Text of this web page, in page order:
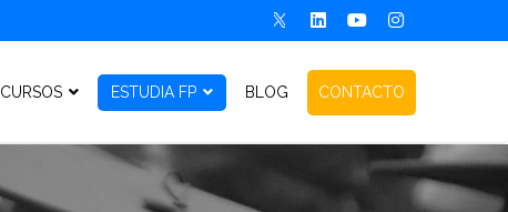
CURSOS ESTUDIA FP BLOG CONTACTO